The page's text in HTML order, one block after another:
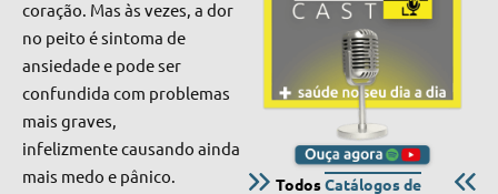
coração. Mas às vezes, a dor
no peito é sintoma de
ansiedade e pode ser
confundida com problemas
mais graves,
infelizmente causando ainda
mais medo e pânico.
TodosCatálogos de